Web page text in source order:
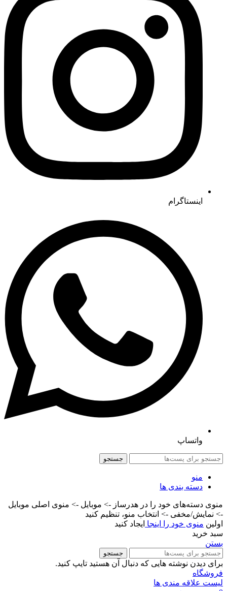
اینستاگرام
واتساپ
جستجو
منو
دسته بندی ها
منوی دسته‌های خود را در هدرساز -> موبایل -> منوی اصلی موبایل
-> نمایش/مخفی -> انتخاب منو، تنظیم کنید
اولین منوی خود را اینجا ایجاد کنید
سبد خرید
بستن
جستجو
برای دیدن نوشته هایی که دنبال آن هستید تایپ کنید.
فروشگاه
لیست علاقه مندی ها